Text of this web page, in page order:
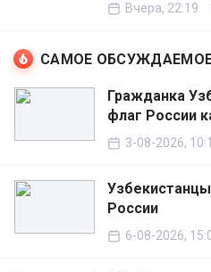
Вчера, 22:19
САМОЕ
Гражданка
флаг России
3-08-2026,
России
6-08-2026,